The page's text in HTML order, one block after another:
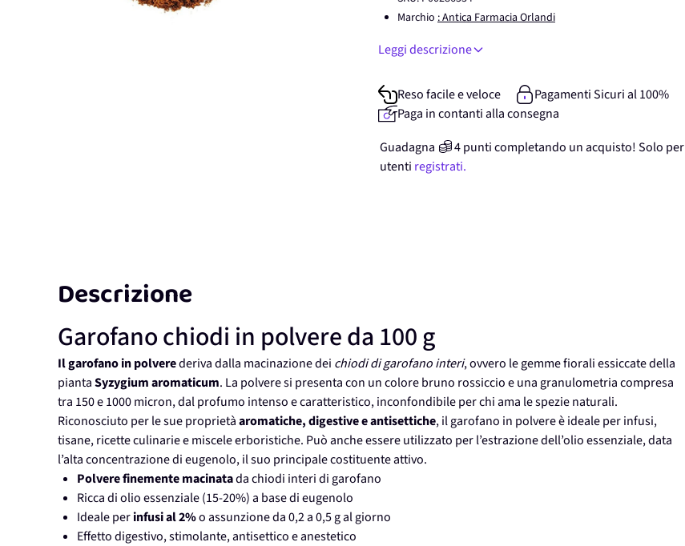
Marchio : Antica Farmacia Orlandi
Leggi descrizione
Reso facile e veloce
Pagamenti Sicuri al 100%
Paga in contanti alla consegna
Guadagna
4punticompletando un acquisto! Solo per
utenti registrati.
Descrizione
Garofano chiodi in polvere da 100 g
Il garofano in polverederiva dalla macinazione dei chiodi di garofano interi, ovvero le gemme fiorali essiccate della
piantaSyzygium aromaticum. La polvere si presenta con un colore bruno rossiccio e una granulometria compresa
tra 150 e 1000 micron, dal profumo intenso e caratteristico, inconfondibile per chi ama le spezie naturali.
Riconosciuto per le sue proprietàaromatiche, digestive e antisettiche, il garofano in polvere è ideale per infusi,
tisane, ricette culinarie e miscele erboristiche. Può anche essere utilizzato per l’estrazione dell’olio essenziale, data
l’alta concentrazione di eugenolo, il suo principale costituente attivo.
Polvere finemente macinatada chiodi interi di garofano
Ricca di olio essenziale (15-20%) a base di eugenolo
Ideale perinfusi al 2%o assunzione da 0,2 a 0,5 g al giorno
Effetto digestivo, stimolante, antisettico e anestetico